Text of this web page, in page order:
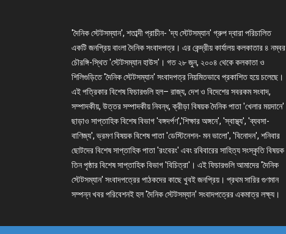
'দৈনিক স্টেটসম্যান', শতাব্দী প্রাচীন- 'দ্য স্টেটসম্যান' গ্রুপ দ্বারা পরিচালিত
একটি জনপ্রিয় বাংলা দৈনিক সংবাদপত্র। এর কেন্দ্রীয় কার্যালয় কলকাতার ৪ নম্বর
চৌরঙ্গি-স্থিত 'স্টেটসম্যান হাউস'। গত ২৮ জুন, ২০০৪ থেকে কলকাতা ও
শিলিগুড়িতে 'দৈনিক স্টেটসম্যান' সংবাদপত্র নিয়মিতভাবে প্রকাশিত হয়ে চলেছে।
এই পত্রিকার বিশেষ ফিচারগুলি হল– রাজ্য, দেশ ও বিদেশের সবরকম সংবাদ,
সম্পাদকীয়, উত্তর সম্পাদকীয় নিবন্ধ, ক্রীড়া বিষয়ক দৈনিক পাতা 'খেলার ময়দানে'
ছাড়াও সাপ্তাহিক বিশেষ বিভাগ 'বঙ্গদর্পণ','শিক্ষার অঙ্গনে', 'স্বাস্থ্য', 'ব্যবসা-
বাণিজ্য', ভ্রমণ বিষয়ক বিশেষ পাতা 'ডেস্টিনেশন- মন ভালো', 'বিনোদন', শনিবার
ছোটদের বিশেষ সাপ্তাহিক পাতা 'রংবেরং' এবং রবিবারের সাহিত্য সংস্কৃতি বিষয়ক
তিন পৃষ্ঠার বিশেষ সাপ্তাহিক বিভাগ 'বিচিত্রা'। এই ফিচারগুলি আমাদের 'দৈনিক
স্টেটসম্যান' সংবাদপত্রের পাঠকদের কাছে খুবই জনপ্রিয়। প্রথম সারির গুণমান
সম্পন্ন খবর পরিবেশনই হল 'দৈনিক স্টেটসম্যান' সংবাদপত্রের একমাত্র লক্ষ্য।